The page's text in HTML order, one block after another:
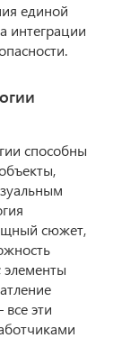
единой
интеграции
способны
сюжет,
элементы
эти